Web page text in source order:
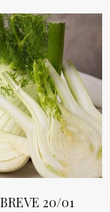
20/01